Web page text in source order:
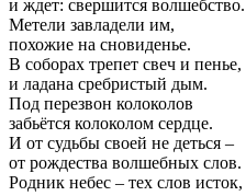
и ждет: свершится волшебство.
Метели завладели им,
похожие на сновиденье.
В соборах трепет свеч и пенье,
и ладана сребристый дым.
Под перезвон колоколов
забьётся колоколом сердце.
И от судьбы своей не деться –
от рождества волшебных слов.
Родник небес – тех слов исток,